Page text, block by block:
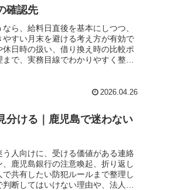
確認先
ら、給料日直後を基本にしつつ、
すい月末を避ける考え方が有効で
日時の扱い、借り換え時の比較ポ
で、実務目線でわかりやすく整理
2026.04.26
分ける｜鹿児島で迷わない
人向けに、受ける価値がある連絡
鹿児島銀行の注意喚起、折り返し
共有したい防犯ルールまで整理し
断してはいけない理由や、法人口